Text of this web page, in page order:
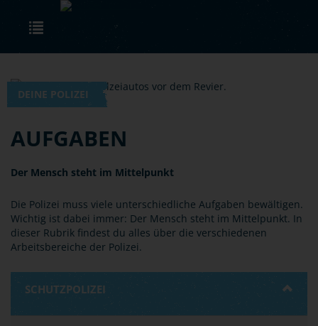
Skip to main content
DEINE POLIZEI
AUFGABEN
Der Mensch steht im Mittelpunkt
Die Polizei muss viele unterschiedliche Aufgaben bewältigen.
Wichtig ist dabei immer: Der Mensch steht im Mittelpunkt. In
dieser Rubrik findest du alles über die verschiedenen
Arbeitsbereiche der Polizei.
SCHUTZPOLIZEI